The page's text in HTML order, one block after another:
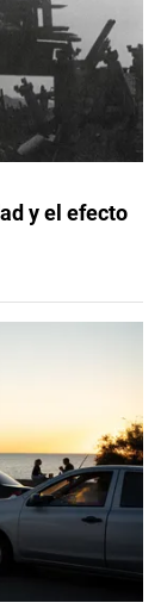
y el efecto